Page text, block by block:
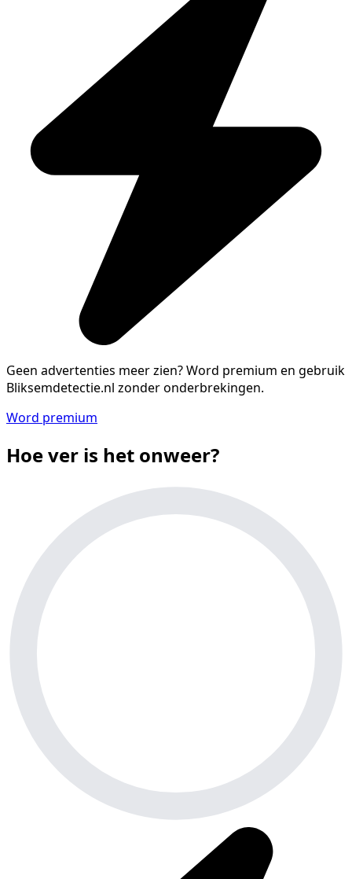
Geen advertenties meer zien?Word premium en gebruik
Bliksemdetectie.nl zonder onderbrekingen.
Word premium
Hoe ver is het onweer?